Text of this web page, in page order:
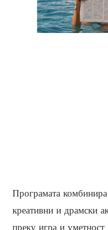
Програмата
креативни и драмски
преку игра и